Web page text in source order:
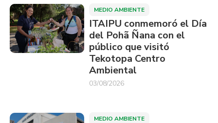
MEDIO AMBIENTE
ITAIPU conmemoró el Día
del Pohã Ñana con el
público que visitó
Tekotopa Centro
Ambiental
03/08/2026
MEDIO AMBIENTE